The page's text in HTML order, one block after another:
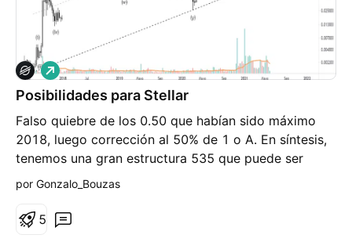
Posibilidades para Stellar
Falso quiebre de los 0.50 que habían sido máximo
2018, luego corrección al 50% de 1 o A. En síntesis,
tenemos una gran estructura 535 que puede ser
simplemente un ABC o 1-2-1 debido a que el swing
actual no alcanzó el 100% de 1, por ende no es 3.
Target de v:2.59 NOTA: Estos análisis solo
representan mi visión, no implican recomendación de
L
a
r
o
por Gonzalo_Bouzas
5